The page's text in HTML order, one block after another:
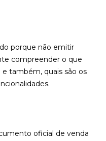
porque não emitir
compreender o que
também, quais são os
oficial de venda